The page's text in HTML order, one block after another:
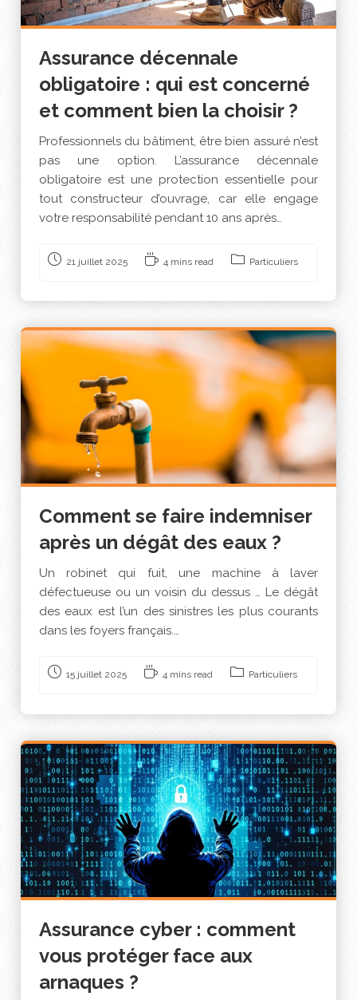
Assurance décennale
obligatoire : qui est concerné
et comment bien la choisir ?
Professionnels du bâtiment, être bien assuré n’est
pas une option. L’assurance décennale
obligatoire est une protection essentielle pour
tout constructeur d’ouvrage, car elle engage
votre responsabilité pendant 10 ans après…
21 juillet 2025 4 mins read Particuliers
Comment se faire indemniser
après un dégât des eaux ?
Un robinet qui fuit, une machine à laver
défectueuse ou un voisin du dessus … Le dégât
des eaux est l’un des sinistres les plus courants
dans les foyers français.…
15 juillet 2025 4 mins read Particuliers
Assurance cyber : comment
vous protéger face aux
arnaques ?